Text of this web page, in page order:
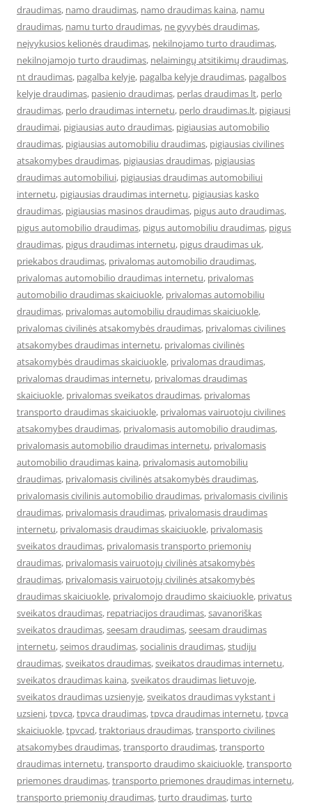
draudimas, namo draudimas, namo draudimas kaina, namu
draudimas, namu turto draudimas, ne gyvybės draudimas,
neįvykusios kelionės draudimas, nekilnojamo turto draudimas,
nekilnojamojo turto draudimas, nelaimingų atsitikimų draudimas,
nt draudimas, pagalba kelyje, pagalba kelyje draudimas, pagalbos
kelyje draudimas, pasienio draudimas, perlas draudimas lt, perlo
draudimas, perlo draudimas internetu, perlo draudimas.lt, pigiausi
draudimai, pigiausias auto draudimas, pigiausias automobilio
draudimas, pigiausias automobiliu draudimas, pigiausias civilines
atsakomybes draudimas, pigiausias draudimas, pigiausias
draudimas automobiliui, pigiausias draudimas automobiliui
internetu, pigiausias draudimas internetu, pigiausias kasko
draudimas, pigiausias masinos draudimas, pigus auto draudimas,
pigus automobilio draudimas, pigus automobiliu draudimas, pigus
draudimas, pigus draudimas internetu, pigus draudimas uk,
priekabos draudimas, privalomas automobilio draudimas,
privalomas automobilio draudimas internetu, privalomas
automobilio draudimas skaiciuokle, privalomas automobiliu
draudimas, privalomas automobiliu draudimas skaiciuokle,
privalomas civilinės atsakomybės draudimas, privalomas civilines
atsakomybes draudimas internetu, privalomas civilinės
atsakomybės draudimas skaiciuokle, privalomas draudimas,
privalomas draudimas internetu, privalomas draudimas
skaiciuokle, privalomas sveikatos draudimas, privalomas
transporto draudimas skaiciuokle, privalomas vairuotoju civilines
atsakomybes draudimas, privalomasis automobilio draudimas,
privalomasis automobilio draudimas internetu, privalomasis
automobilio draudimas kaina, privalomasis automobiliu
draudimas, privalomasis civilinės atsakomybės draudimas,
privalomasis civilinis automobilio draudimas, privalomasis civilinis
draudimas, privalomasis draudimas, privalomasis draudimas
internetu, privalomasis draudimas skaiciuokle, privalomasis
sveikatos draudimas, privalomasis transporto priemonių
draudimas, privalomasis vairuotojų civilinės atsakomybės
draudimas, privalomasis vairuotojų civilinės atsakomybės
draudimas skaiciuokle, privalomojo draudimo skaiciuokle, privatus
sveikatos draudimas, repatriacijos draudimas,savanoriškas
sveikatos draudimas,seesam draudimas,seesam draudimas
internetu,seimos draudimas,socialinis draudimas,studiju
draudimas,sveikatos draudimas,sveikatos draudimas internetu,
sveikatos draudimas kaina,sveikatos draudimas lietuvoje,
sveikatos draudimas uzsienyje,sveikatos draudimas vykstant i
uzsieni,tpvca,tpvca draudimas,tpvca draudimas internetu,tpvca
skaiciuokle,tpvcad,traktoriaus draudimas,transporto civilines
atsakomybes draudimas,transporto draudimas,transporto
draudimas internetu,transporto draudimo skaiciuokle,transporto
priemones draudimas,transporto priemones draudimas internetu,
transporto priemonių draudimas,turto draudimas,turto